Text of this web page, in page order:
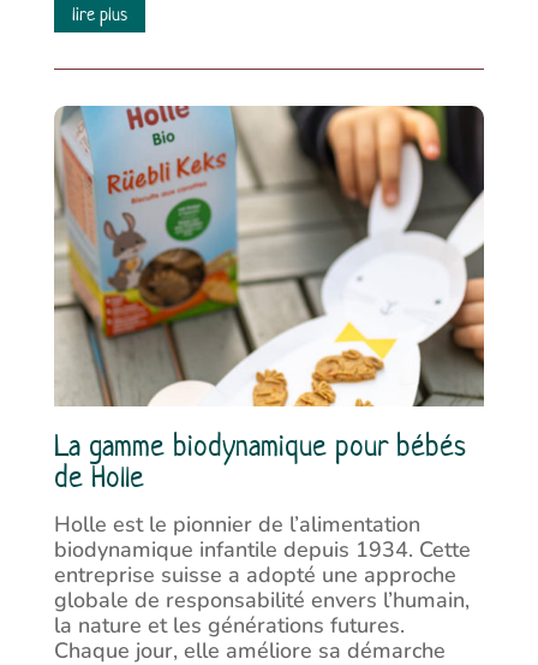
lire plus
La gamme biodynamique pour bébés
de Holle
Holle est le pionnier de l’alimentation
biodynamique infantile depuis 1934. Cette
entreprise suisse a adopté une approche
globale de responsabilité envers l’humain,
la nature et les générations futures.
Chaque jour, elle améliore sa démarche